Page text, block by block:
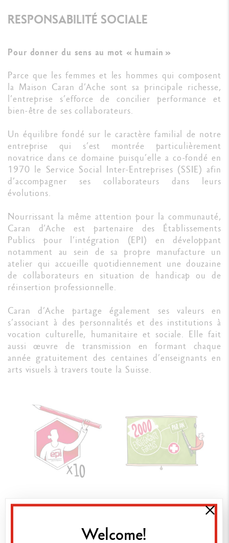
RESPONSABILITÉ SOCIALE
Pour donner du sens au mot « humain »
Parce que les femmes et les hommes qui composent
la Maison Caran d’Ache sont sa principale richesse,
l’entreprise s’efforce de concilier performance et
bien-être de ses collaborateurs.
Un équilibre fondé sur le caractère familial de notre
entreprise qui s’est montrée particulièrement
novatrice dans ce domaine puisqu’elle a co-fondé en
1970 le Service Social Inter-Entreprises (SSIE) afin
d’accompagner ses collaborateurs dans leurs
évolutions.
Nourrissant la même attention pour la communauté,
Caran d’Ache est partenaire des Établissements
Publics pour l’intégration (EPI) en développant
notamment au sein de sa propre manufacture un
atelier qui accueille quotidiennement une douzaine
de collaborateurs en situation de handicap ou de
réinsertion professionnelle.
Caran d’Ache partage également ses valeurs en
s’associant à des personnalités et des institutions à
vocation culturelle, humanitaire et sociale. Elle fait
aussi œuvre de transmission en formant chaque
année gratuitement des centaines d’enseignants en
arts visuels à travers toute la Suisse.
LABELS ET CERTIFICATIONS
Welcome!